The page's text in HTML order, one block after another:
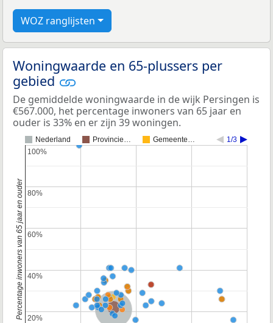
WOZ ranglijsten
Woningwaarde en 65-plussers per
gebied
De gemiddelde woningwaarde in de wijk Persingen is
€567.000, het percentage inwoners van 65 jaar en
ouder is 33% en er zijn 39 woningen.
Nederland Provincie… Gemeente… 1/3
Nederland
Provincie Gelderland
20%
20%
40%
40%
60%
60%
80%
80%
100%
100%
Percentage inwoners van 65 jaar en ouder